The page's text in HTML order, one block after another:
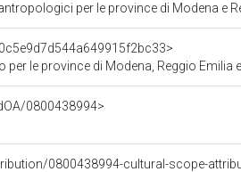
per le province di Modena e
le province di Modena, Reggio Emilia
0800438994>
0800438994-cultural-scope-